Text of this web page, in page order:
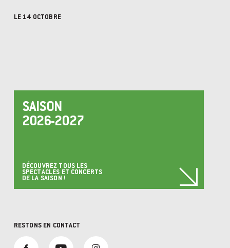
LE 14 OCTOBRE
SAISON
2026-2027
DÉCOUVREZ TOUS LES
SPECTACLES ET CONCERTS
DE LA SAISON !
RESTONS EN CONTACT